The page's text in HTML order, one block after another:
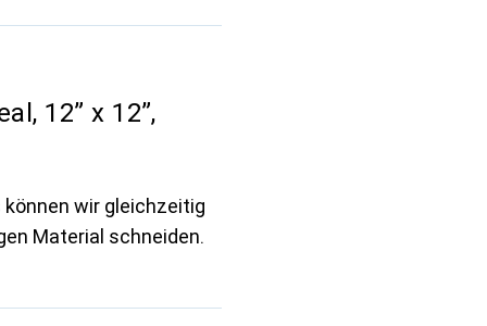
12” x 12”,
wir gleichzeitig
Material schneiden.